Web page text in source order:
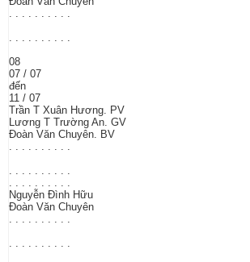
. . . . . . . . . .
. . . . . . . . . .
08
07 / 07
đến
11 / 07
Trần T Xuân Hương. PV
Lương T Trường An. GV
Đoàn Văn Chuyên. BV
. . . . . . . . . .
. . . . . . . . . .
. . . . . . . . . .
Nguyễn Đình Hữu
Đoàn Văn Chuyên
. . . . . . . . . .
. . . . . . . . . .